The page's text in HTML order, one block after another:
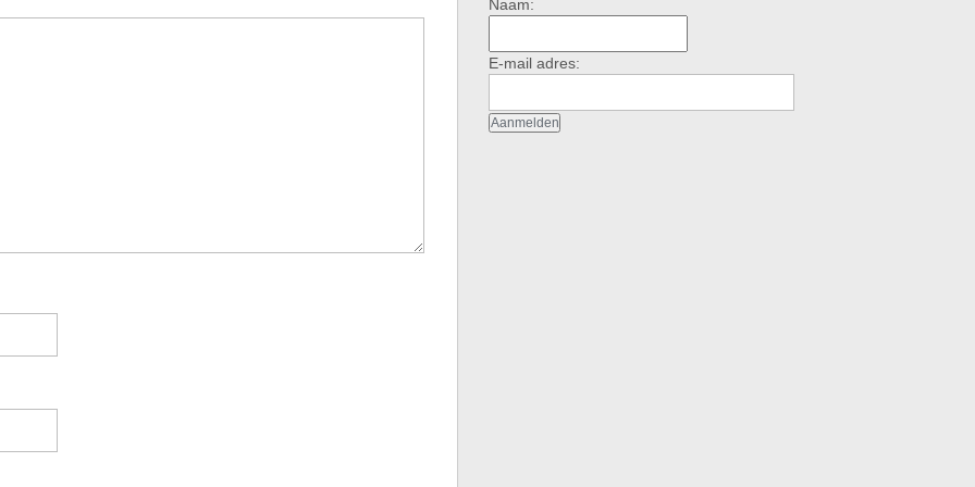
Naam:
E-mail adres: